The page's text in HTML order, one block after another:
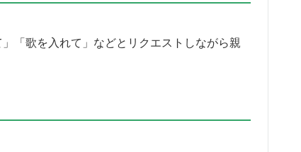
「歌を入れて」などとリクエストしながら親